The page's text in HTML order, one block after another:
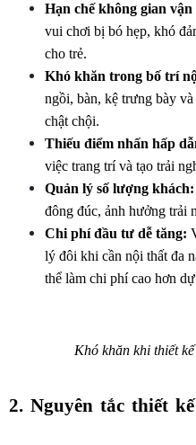
Hạn chế không gian vận
vui chơi bị bó hẹp, khó
cho trẻ.
Khó khăn trong bố trí
ngồi, bàn, kệ trưng bày
chật chội.
Thiếu điểm nhấn hấp
việc trang trí và tạo trải
Quản lý số lượng khách:
đông đúc, ảnh hưởng trải
Chi phí đầu tư dễ tăng:
lý đôi khi cần nội thất đa
thể làm chi phí cao hơn
Khó khăn khi thiết
2. Nguyên tắc thiết